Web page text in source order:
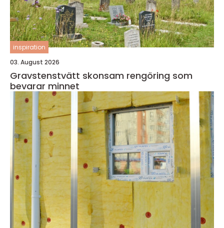
inspiration
03. August 2026
Gravstenstvätt skonsam rengöring som
bevarar minnet